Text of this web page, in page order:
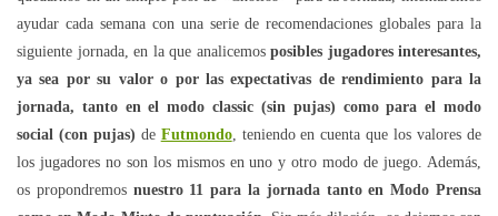
ayudar cada semana con una serie de recomendaciones globales para la
siguiente jornada, en la que analicemos posibles jugadores interesantes,
ya sea por su valor o por las expectativas de rendimiento para la
jornada, tanto en el modo classic (sin pujas) como para el modo
social (con pujas) de Futmondo, teniendo en cuenta que los valores de
los jugadores no son los mismos en uno y otro modo de juego. Además,
os propondremos nuestro 11 para la jornada tanto en Modo Prensa